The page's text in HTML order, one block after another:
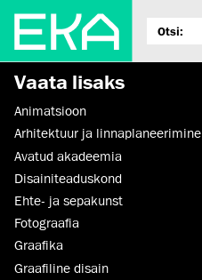
Vaata lisaks
Animatsioon
Arhitektuur ja linnaplaneerimine
Avatud akadeemia
Disaini­­teaduskond
Ehte- ja sepakunst
Fotograafia
Graafika
Graafiline disain